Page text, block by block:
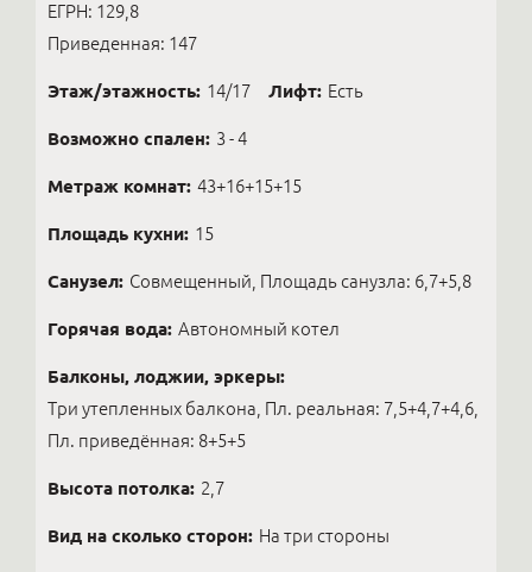
ЕГРН: 129,8
Приведенная: 147
Этаж/этажность: 14/17 Лифт: Есть
Возможно спален: 3 - 4
Метраж комнат: 43+16+15+15
Площадь кухни: 15
Санузел: Совмещенный, Площадь санузла: 6,7+5,8
Горячая вода: Автономный котел
Балконы, лоджии, эркеры:
Три утепленных балкона, Пл. реальная: 7,5+4,7+4,6,
Пл. приведённая: 8+5+5
Высота потолка: 2,7
Вид на сколько сторон: На три стороны